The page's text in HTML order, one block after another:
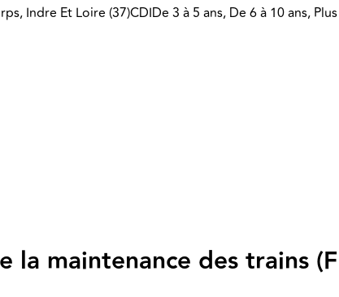
Indre Et Loire (37)CDIDe 3 à 5 ans, De 6 à 10 ans,
maintenance des trains